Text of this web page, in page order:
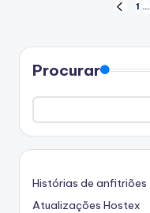
Paginação
dos
conteúdos
PÁGINA
1 …
Procurar
Histórias de anfitriões
Atualizações Hostex